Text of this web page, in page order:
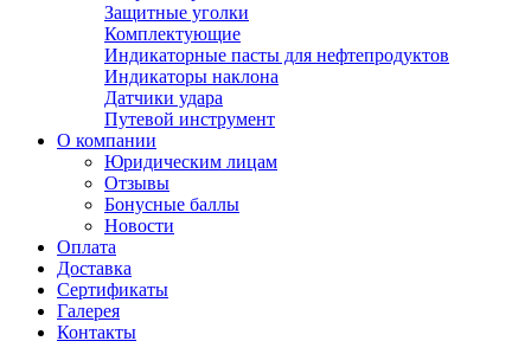
Защитные уголки
Комплектующие
Индикаторные пасты для нефтепродуктов
Индикаторы наклона
Датчики удара
Путевой инструмент
О компании
Юридическим лицам
Отзывы
Бонусные баллы
Новости
Оплата
Доставка
Сертификаты
Галерея
Контакты